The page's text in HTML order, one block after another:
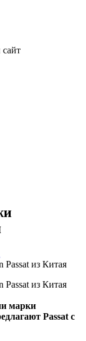
марки
Passat с